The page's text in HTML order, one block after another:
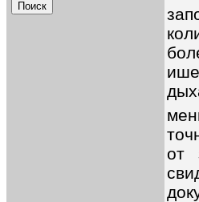
от